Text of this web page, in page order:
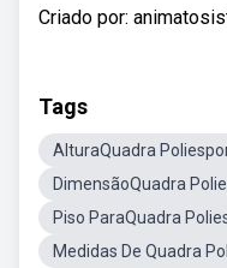
Criado por:
Tags
AlturaQuadra
DimensãoQuadra
Piso ParaQuadra
Medidas De Quadra